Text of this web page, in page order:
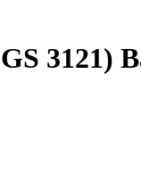
3121)